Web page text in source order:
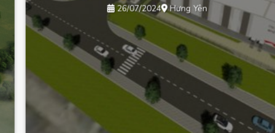
26/07/2024 Hưng Yên